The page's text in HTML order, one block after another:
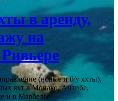
в аренду,
на
(новые и б/у яхты),
яхт в Монако, Антибе,
и в Марбелье